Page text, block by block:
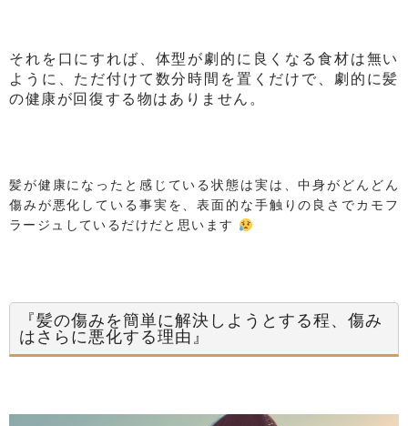
それを口にすれば、体型が劇的に良くなる食材は無い
ように、ただ付けて数分時間を置くだけで、劇的に髪
の健康が回復する物はありません。
髪が健康になったと感じている状態は実は、中身がどんどん
傷みが悪化している事実を、表面的な手触りの良さでカモフ
ラージュしているだけだと思います
『髪の傷みを簡単に解決しようとする程、傷み
はさらに悪化する理由』